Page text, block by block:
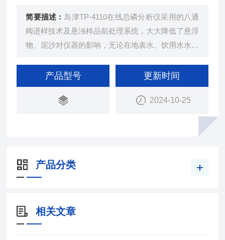
简要描述： 岛津TP-4110在线总磷分析仪采用的八通
阀进样技术及悬浊样品前处理系统，大大降低了悬浮
物、泥沙对仪器的影响，无论在地表水、饮用水水源
它行业的水质监测上，都有着优异的表现
产品型号 更新时间
2024-10-25
产品分类
相关文章